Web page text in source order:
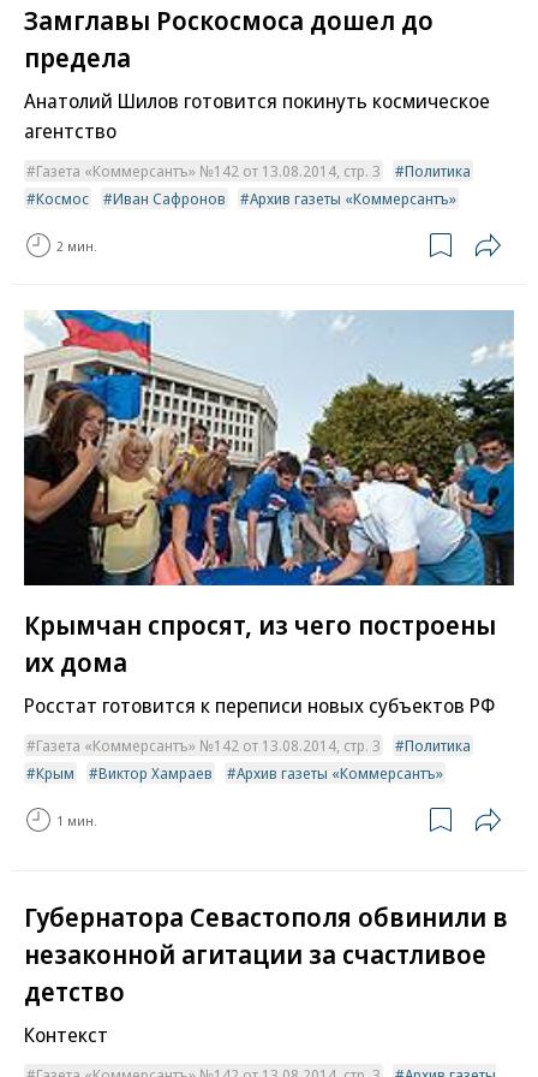
Замглавы Роскосмоса дошел до
предела
Анатолий Шилов готовится покинуть космическое
агентство
Газета «Коммерсантъ» №142 от 13.08.2014, стр. 3
Политика
Космос
Иван Сафронов Архив газеты «Коммерсантъ»
2 мин.
Крымчан спросят, из чего построены
их дома
Росстат готовится к переписи новых субъектов РФ
Газета «Коммерсантъ» №142 от 13.08.2014, стр. 3
Политика
Крым
Виктор Хамраев Архив газеты «Коммерсантъ»
1 мин.
Губернатора Севастополя обвинили в
незаконной агитации за счастливое
детство
Контекст